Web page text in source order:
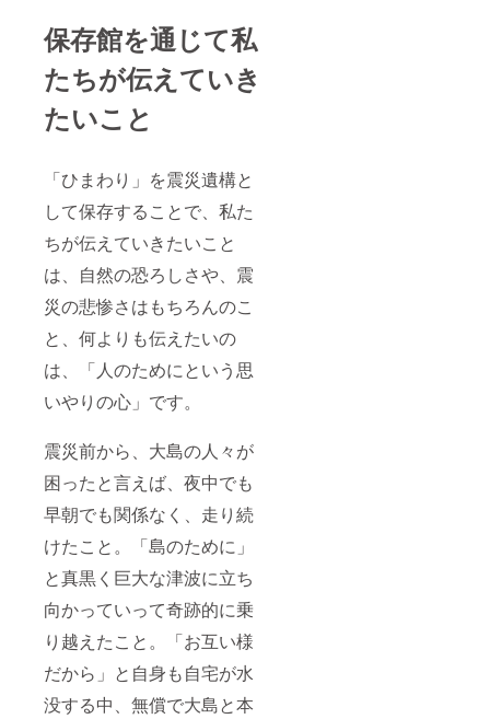
保存館を通じて私
たちが伝えていき
たいこと
「ひまわり」を震災遺構と
して保存することで、私た
ちが伝えていきたいこと
は、自然の恐ろしさや、震
災の悲惨さはもちろんのこ
と、何よりも伝えたいの
は、「人のためにという思
いやりの心」です。
震災前から、大島の人々が
困ったと言えば、夜中でも
早朝でも関係なく、走り続
けたこと。「島のために」
と真黒く巨大な津波に立ち
向かっていって奇跡的に乗
り越えたこと。「お互い様
だから」と自身も自宅が水
没する中、無償で大島と本